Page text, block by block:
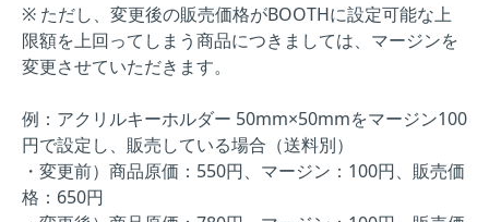
※ ただし、変更後の販売価格がBOOTHに設定可能な上
限額を上回ってしまう商品につきましては、マージンを
変更させていただきます。
例：アクリルキーホルダー 50mm×50mmをマージン100
円で設定し、販売している場合（送料別）
・変更前）商品原価：550円、マージン：100円、販売価
格：650円